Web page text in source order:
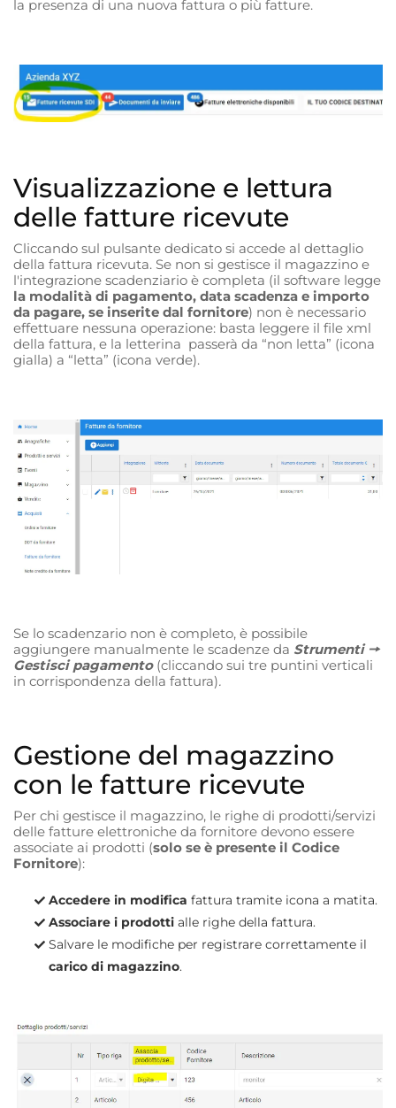
la presenza di una nuova fattura o più fatture.
Visualizzazione e lettura
delle fatture ricevute
Cliccando sul pulsante dedicato si accede al dettaglio
della fattura ricevuta. Se non si gestisce il magazzino e
l'integrazione scadenziario è completa (il software legge
la modalità di pagamento, data scadenza e importo
da pagare, se inserite dal fornitore) non è necessario
effettuare nessuna operazione: basta leggere il file xml
della fattura, e la letterina passerà da “non letta” (icona
gialla) a “letta” (icona verde).
Se lo scadenzario non è completo, è possibile
aggiungere manualmente le scadenze da Strumenti 🠖
Gestisci pagamento (cliccando sui tre puntini verticali
in corrispondenza della fattura).
Gestione del magazzino
con le fatture ricevute
Per chi gestisce il magazzino, le righe di prodotti/servizi
delle fatture elettroniche da fornitore devono essere
associate ai prodotti (solo se è presente il Codice
Fornitore):
Accedere in modifica fattura tramite icona a matita.
Associare i prodotti alle righe della fattura.
Salvare le modifiche per registrare correttamente il
carico di magazzino.